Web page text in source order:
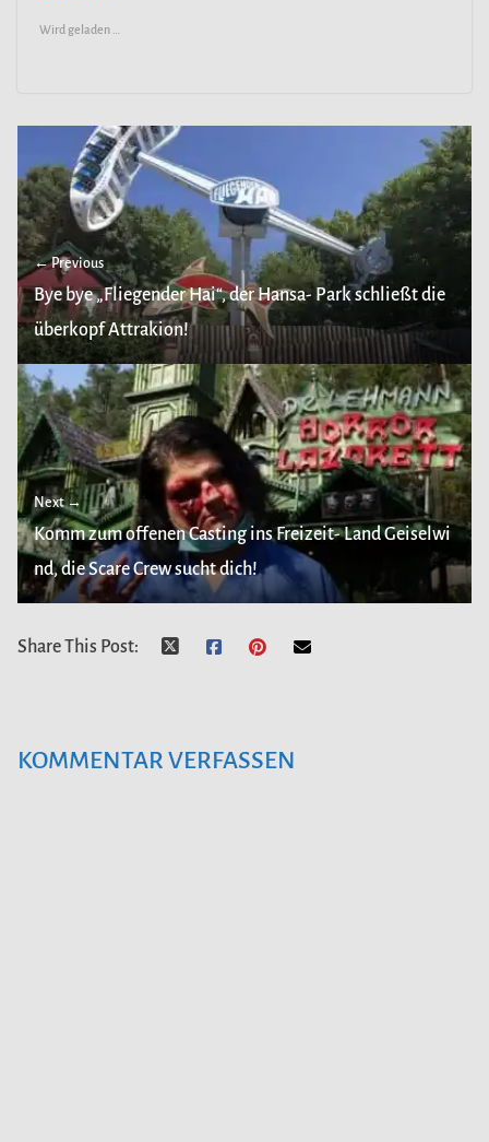
Wird geladen …
← Previous
Bye bye „Fliegender Hai“, der Hansa- Park schließt die
überkopf Attrakion!
Next →
Komm zum offenen Casting ins Freizeit- Land Geiselwi
nd, die Scare Crew sucht dich!
Share This Post:
KOMMENTAR VERFASSEN